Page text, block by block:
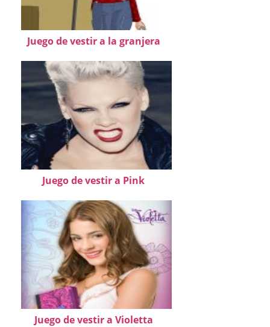
Juego de vestir a la granjera
Juego de vestir a Pink
Juego de vestir a Violetta